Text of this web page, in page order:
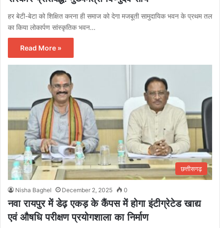
हर बेटी-बेटा को शिक्षित करना ही समाज को देगा मजबूती सामुदायिक भवन के प्रथम तल
का किया लोकार्पण सांस्कृतिक भवन…
Read More »
छत्तीसगढ़
Nisha Baghel December 2, 2025 0
नवा रायपुर में डेढ़ एकड़ के कैंपस में होगा इंटीग्रेटेड खाद्य
एवं औषधि परीक्षण प्रयोगशाला का निर्माण